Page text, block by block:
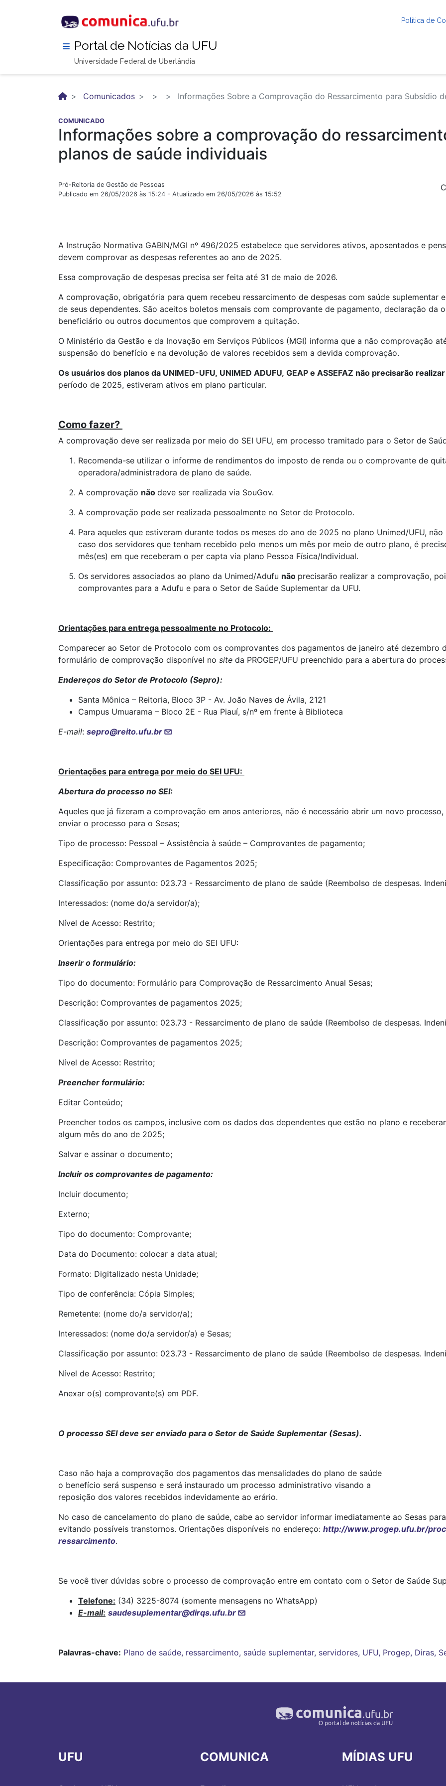
Política de
Portal de Notícias da UFU
Universidade Federal de Uberlândia
Comunicados Informações Sobre a Comprovação do Ressarcimento para Subsídio
COMUNICADO
Informações sobre a comprovação do
planos de saúde individuais
Pró-Reitoria de Gestão de Pessoas
Publicado em 26/05/2026 às 15:24 - Atualizado em 26/05/2026 às 15:52
A Instrução Normativa GABIN/MGI nº 496/2025 estabelece que servidores ativos, aposentados e
devem comprovar as despesas referentes ao ano de 2025.
Essa comprovação de despesas precisa ser feita até 31 de maio de 2026.
A comprovação, obrigatória para quem recebeu ressarcimento de despesas com saúde suplementar
de seus dependentes. São aceitos boletos mensais com comprovante de pagamento, declaração da
beneficiário ou outros documentos que comprovem a quitação.
O Ministério da Gestão e da Inovação em Serviços Públicos (MGI) informa que a não comprovação
suspensão do benefício e na devolução de valores recebidos sem a devida comprovação.
Os usuários dos planos da UNIMED-UFU, UNIMED ADUFU, GEAP e ASSEFAZ não precisarão
período de 2025, estiveram ativos em plano particular.
Como fazer?
A comprovação deve ser realizada por meio do SEI UFU, em processo tramitado para o Setor de
Recomenda-se utilizar o informe de rendimentos do imposto de renda ou o comprovante de
operadora/administradora de plano de saúde.
A comprovação não deve ser realizada via SouGov.
A comprovação pode ser realizada pessoalmente no Setor de Protocolo.
Para aqueles que estiveram durante todos os meses do ano de 2025 no plano Unimed/UFU,
caso dos servidores que tenham recebido pelo menos um mês por meio de outro plano, é
mês(es) em que receberam o per capta via plano Pessoa Física/Individual.
Os servidores associados ao plano da Unimed/Adufu não precisarão realizar a comprovação,
comprovantes para a Adufu e para o Setor de Saúde Suplementar da UFU.
Orientações para entrega pessoalmente no Protocolo:
Comparecer ao Setor de Protocolo com os comprovantes dos pagamentos de janeiro até dezembro
formulário de comprovação disponível no site da PROGEP/UFU preenchido para a abertura do
Endereços do Setor de Protocolo (Sepro):
Santa Mônica – Reitoria, Bloco 3P - Av. João Naves de Ávila, 2121
Campus Umuarama – Bloco 2E - Rua Piauí, s/nº em frente à Biblioteca
E-mail: sepro@reito.ufu.br
Orientações para entrega por meio do SEI UFU:
Abertura do processo no SEI:
Aqueles que já fizeram a comprovação em anos anteriores, não é necessário abrir um novo
enviar o processo para o Sesas;
Tipo de processo: Pessoal – Assistência à saúde – Comprovantes de pagamento;
Especificação: Comprovantes de Pagamentos 2025;
Classificação por assunto: 023.73 - Ressarcimento de plano de saúde (Reembolso de despesas.
Interessados: (nome do/a servidor/a);
Nível de Acesso: Restrito;
Orientações para entrega por meio do SEI UFU:
Inserir o formulário:
Tipo do documento: Formulário para Comprovação de Ressarcimento Anual Sesas;
Descrição: Comprovantes de pagamentos 2025;
Classificação por assunto: 023.73 - Ressarcimento de plano de saúde (Reembolso de despesas.
Descrição: Comprovantes de pagamentos 2025;
Nível de Acesso: Restrito;
Preencher formulário:
Editar Conteúdo;
Preencher todos os campos, inclusive com os dados dos dependentes que estão no plano e
algum mês do ano de 2025;
Salvar e assinar o documento;
Incluir os comprovantes de pagamento:
Incluir documento;
Externo;
Tipo do documento: Comprovante;
Data do Documento: colocar a data atual;
Formato: Digitalizado nesta Unidade;
Tipo de conferência: Cópia Simples;
Remetente: (nome do/a servidor/a);
Interessados: (nome do/a servidor/a) e Sesas;
Classificação por assunto: 023.73 - Ressarcimento de plano de saúde (Reembolso de despesas.
Nível de Acesso: Restrito;
Anexar o(s) comprovante(s) em PDF.
O processo SEI deve ser enviado para o Setor de Saúde Suplementar (Sesas).
Caso não haja a comprovação dos pagamentos das mensalidades do plano de saúde
o benefício será suspenso e será instaurado um processo administrativo visando a
reposição dos valores recebidos indevidamente ao erário.
No caso de cancelamento do plano de saúde, cabe ao servidor informar imediatamente ao Sesas
evitando possíveis transtornos. Orientações disponíveis no endereço: http://www.progep.ufu.br/
ressarcimento.
Se você tiver dúvidas sobre o processo de comprovação entre em contato com o Setor de Saúde
Telefone: (34) 3225-8074 (somente mensagens no WhatsApp)
E-mail: saudesuplementar@dirqs.ufu.br
Palavras-chave: Plano de saúde, ressarcimento, saúde suplementar, servidores, UFU, Progep, Diras,
UFU COMUNICA MÍDIAS UFU